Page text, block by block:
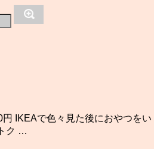
IKEAで色々見た後におやつをい
ク …